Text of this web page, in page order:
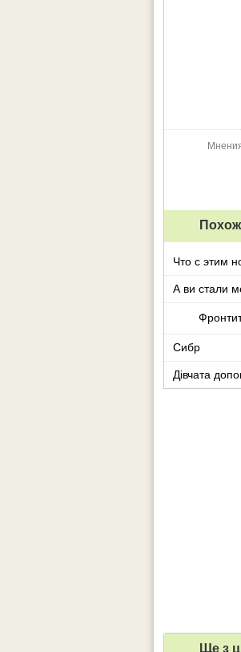
А ви стали
Сибр
Дівчата
Ще з